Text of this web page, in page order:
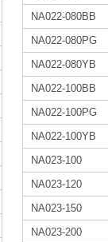
NA022-080BB
NA022-080PG
NA022-080YB
NA022-100BB
NA022-100PG
NA022-100YB
NA023-100
NA023-120
NA023-150
NA023-200